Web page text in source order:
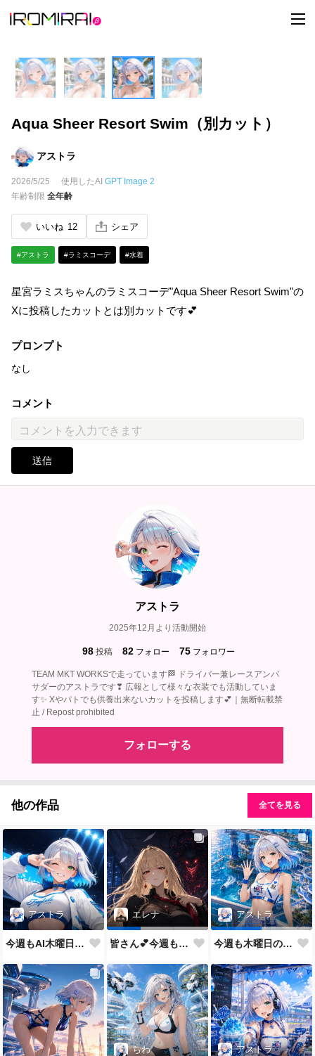
t
o
Aqua Sheer Resort Swim（別カット）
アストラ
2026/5/25 使用したAI GPT Image 2
年齢制限 全年齢
いいね 12 シェア
#アストラ #ラミスコーデ #水着
星宮ラミスちゃんのラミスコーデ"Aqua Sheer Resort Swim"の
Xに投稿したカットとは別カットです💕
プロンプト
なし
コメント
送信
アストラ
2025年12月より活動開始
98 投稿 82 フォロー 75 フォロワー
TEAM MKT WORKSで走っています🏁 ドライバー兼レースアンバ
サダーのアストラです❣ 広報として様々な衣装でも活動していま
す✨ Xやパトでも供養出来ないカットを投稿します💕｜無断転載禁
止 / Repost prohibited
フォローする
他の作品 全てを見る
アストラ
今週もAI木曜日のRQの時間だよ
エレナ
皆さん💕今週もおつかれさまでした✨
アストラ
今週も木曜日のRQだよ💕
ちわ アストラ